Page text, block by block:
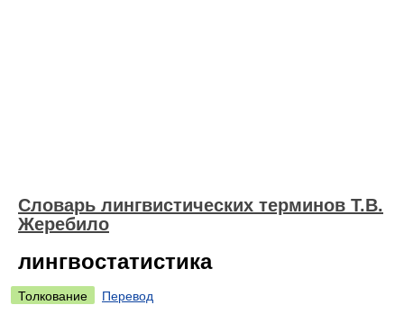
Словарь лингвистических терминов Т.В.
Жеребило
лингвостатистика
Толкование
Перевод